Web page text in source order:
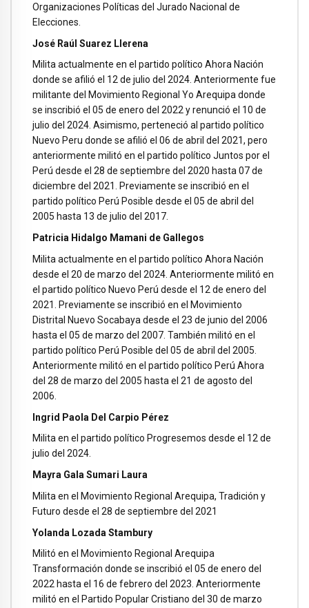
Organizaciones Políticas del Jurado Nacional de
Elecciones.
José Raúl Suarez Llerena
Milita actualmente en el partido político Ahora Nación
donde se afilió el 12 de julio del 2024. Anteriormente fue
militante del Movimiento Regional Yo Arequipa donde
se inscribió el 05 de enero del 2022 y renunció el 10 de
julio del 2024. Asimismo, perteneció al partido político
Nuevo Peru donde se afilió el 06 de abril del 2021, pero
anteriormente militó en el partido político Juntos por el
Perú desde el 28 de septiembre del 2020 hasta 07 de
diciembre del 2021. Previamente se inscribió en el
partido político Perú Posible desde el 05 de abril del
2005 hasta 13 de julio del 2017.
Patricia Hidalgo Mamani de Gallegos
Milita actualmente en el partido político Ahora Nación
desde el 20 de marzo del 2024. Anteriormente militó en
el partido político Nuevo Perú desde el 12 de enero del
2021. Previamente se inscribió en el Movimiento
Distrital Nuevo Socabaya desde el 23 de junio del 2006
hasta el 05 de marzo del 2007. También militó en el
partido político Perú Posible del 05 de abril del 2005.
Anteriormente militó en el partido político Perú Ahora
del 28 de marzo del 2005 hasta el 21 de agosto del
2006.
Ingrid Paola Del Carpio Pérez
Milita en el partido político Progresemos desde el 12 de
julio del 2024.
Mayra Gala Sumari Laura
Milita en el Movimiento Regional Arequipa, Tradición y
Futuro desde el 28 de septiembre del 2021
Yolanda Lozada Stambury
Militó en el Movimiento Regional Arequipa
Transformación donde se inscribió el 05 de enero del
2022 hasta el 16 de febrero del 2023. Anteriormente
militó en el Partido Popular Cristiano del 30 de marzo